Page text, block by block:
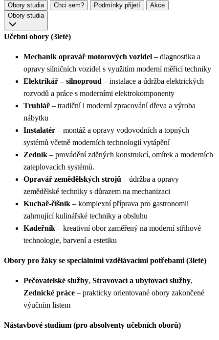
Obory studia Chci sem? Podmínky přijetí
Akce
Obory studia
Učební obory (3leté)
Mechanik opravář motorových vozidel – diagnostika a
opravy silničních vozidel s využitím moderní měřicí techniky
Elektrikář – silnoproud – instalace a údržba elektrických
rozvodů a práce s moderními elektrokomponenty
Truhlář – tradiční i moderní zpracování dřeva a výroba
nábytku
Instalatér – montáž a opravy vodovodních a topných
systémů včetně moderních technologií vytápění
Zedník – provádění zděných konstrukcí, omítek a moderních
zateplovacích systémů.
Opravář zemědělských strojů – údržba a opravy
zemědělské techniky s důrazem na mechanizaci
Kuchař-číšník – komplexní příprava pro gastronomii
zahrnující kulinářské techniky a obsluhu
Kadeřník – kreativní obor zaměřený na moderní střihové
technologie, barvení a estetiku
Obory pro žáky se speciálními vzdělávacími potřebami (3leté)
Pečovatelské služby, Stravovací a ubytovací služby,
Zednické práce – prakticky orientované obory zakončené
výučním listem
Nástavbové studium (pro absolventy učebních oborů)